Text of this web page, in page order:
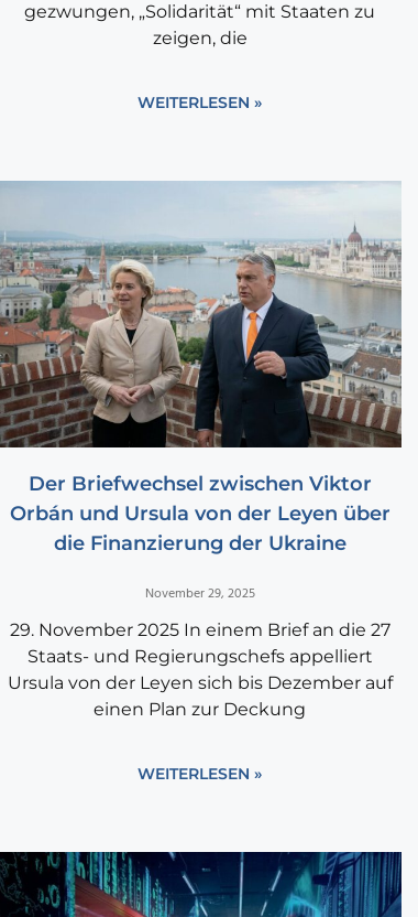
gezwungen, „Solidarität“ mit Staaten zu
zeigen, die
WEITERLESEN »
Der Briefwechsel zwischen Viktor
Orbán und Ursula von der Leyen über
die Finanzierung der Ukraine
November 29, 2025
29. November 2025 In einem Brief an die 27
Staats- und Regierungschefs appelliert
Ursula von der Leyen sich bis Dezember auf
einen Plan zur Deckung
WEITERLESEN »